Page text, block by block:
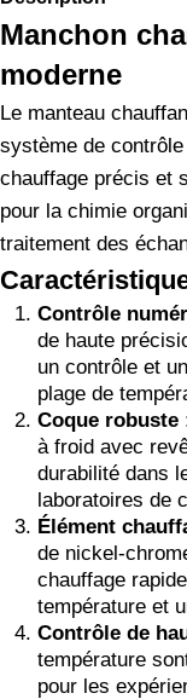
Manchon
moderne
Le manteau
système de
chauffage précis et
pour la chimie
traitement des
Contrôle
de haute
un contrôle et
plage de
Coque robuste
à froid avec
durabilité dans
laboratoires de
Élément
de nickel-
chauffage
température et
Contrôle de
température
pour les